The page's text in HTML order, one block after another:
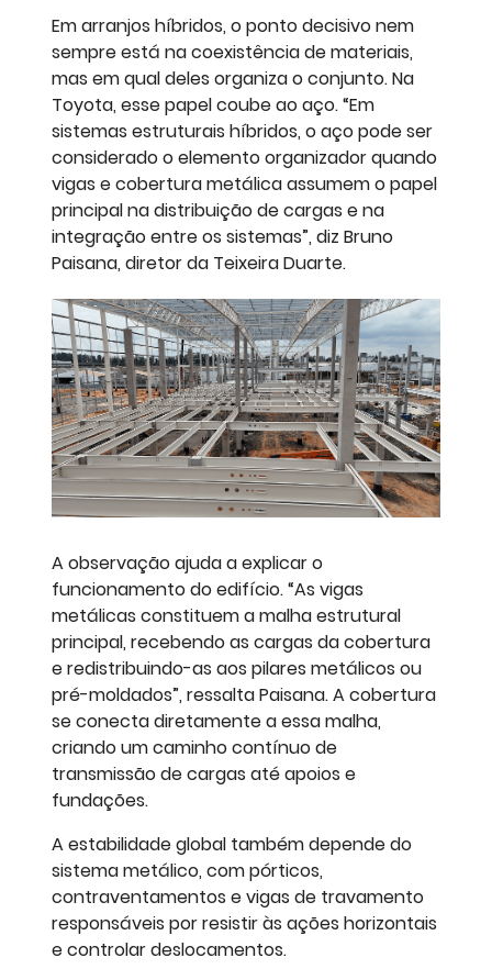
Em arranjos híbridos, o ponto decisivo nem
sempre está na coexistência de materiais,
mas em qual deles organiza o conjunto. Na
Toyota, esse papel coube ao aço. “Em
sistemas estruturais híbridos, o aço pode ser
considerado o elemento organizador quando
vigas e cobertura metálica assumem o papel
principal na distribuição de cargas e na
integração entre os sistemas”, diz Bruno
Paisana, diretor da Teixeira Duarte.
A observação ajuda a explicar o
funcionamento do edifício. “As vigas
metálicas constituem a malha estrutural
principal, recebendo as cargas da cobertura
e redistribuindo-as aos pilares metálicos ou
pré-moldados”, ressalta Paisana. A cobertura
se conecta diretamente a essa malha,
criando um caminho contínuo de
transmissão de cargas até apoios e
fundações.
A estabilidade global também depende do
sistema metálico, com pórticos,
contraventamentos e vigas de travamento
responsáveis por resistir às ações horizontais
e controlar deslocamentos.